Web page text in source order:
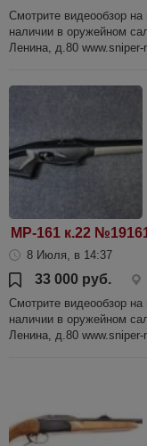
Смотрите видеообзор
наличии в оружейном
Ленина, д.80 www.sniper-
МР-161 к.22
8 Июля, в 14:37
33 000 руб.
Смотрите видеообзор
наличии в оружейном
Ленина, д.80 www.sniper-